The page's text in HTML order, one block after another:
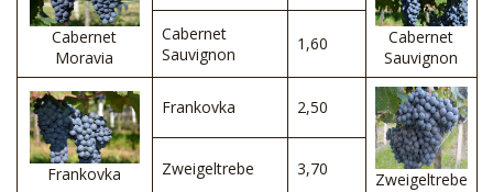
Cabernet
Moravia
Cabernet
Sauvignon
Cabernet
Sauvignon
1,60
Frankovka
Frankovka 2,50
Zweigeltrebe
Zweigeltrebe 3,70